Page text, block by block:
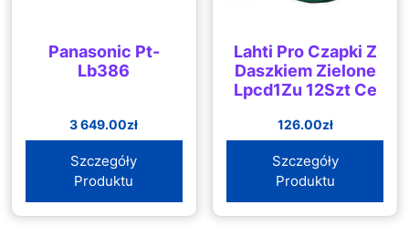
Panasonic Pt-
Lb386
3 649.00zł
Szczegóły
Produktu
Lahti Pro Czapki Z
Daszkiem Zielone
Lpcd1Zu 12Szt Ce
126.00zł
Szczegóły
Produktu